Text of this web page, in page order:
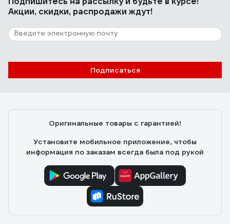
Акции, скидки, распродажи ждут!
Подписаться
Оригинальные товары с гарантией!
Установите мобильное приложение, чтобы
информация по заказам всегда была под рукой